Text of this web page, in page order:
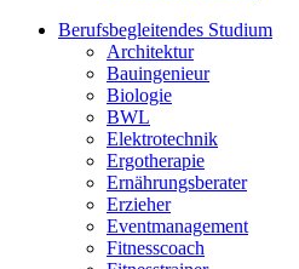
Berufsbegleitendes Studium
Architektur
Bauingenieur
Biologie
BWL
Elektrotechnik
Ergotherapie
Ernährungsberater
Erzieher
Eventmanagement
Fitnesscoach